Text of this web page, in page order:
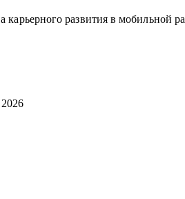
карьерного развития в мобильной
2026